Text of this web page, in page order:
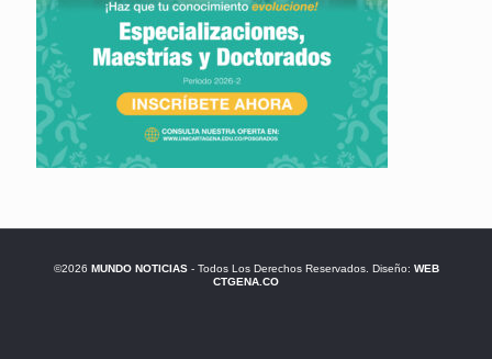
©2026 MUNDO NOTICIAS- Todos Los Derechos Reservados. Diseño: WEB
CTGENA.CO